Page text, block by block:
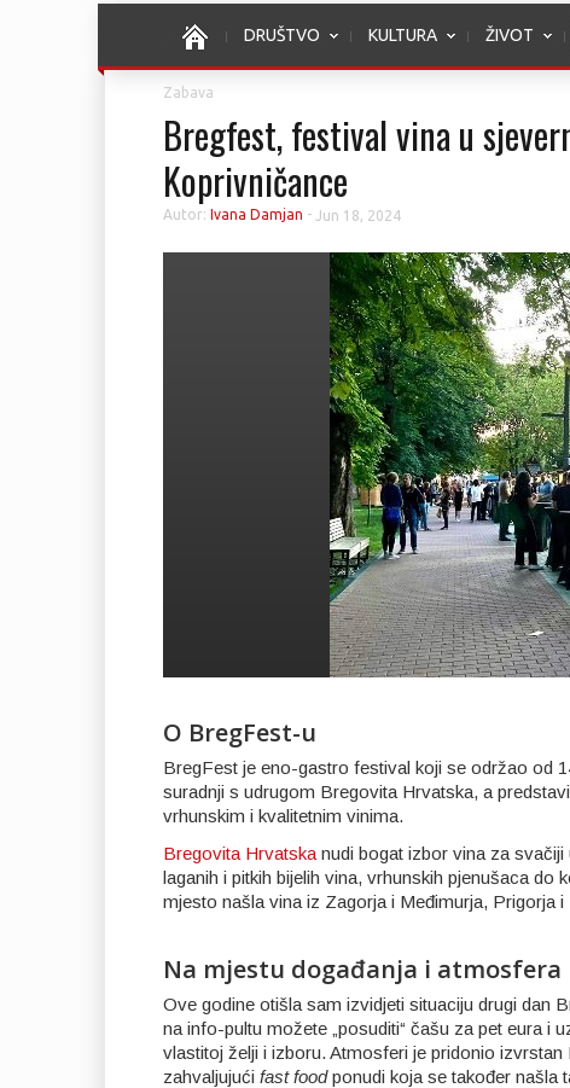
DRUŠTVO KULTURA ŽIVOT
Zabava
Bregfest, festival vina u
Koprivničance
Autor: Ivana Damjan - Jun 18, 2024
O BregFest-u
BregFest je eno-gastro festival koji se održao od
suradnji s udrugom Bregovita Hrvatska, a
vrhunskim i kvalitetnim vinima.
Bregovita Hrvatska nudi bogat izbor vina za
laganih i pitkih bijelih vina, vrhunskih pjenušaca
mjesto našla vina iz Zagorja i Međimurja, Prigorja
Na mjestu događanja i atmosfera
Ove godine otišla sam izvidjeti situaciju drugi dan
na info-pultu možete „posuditi“ čašu za pet eura i
vlastitoj želji i izboru. Atmosferi je pridonio
zahvaljujući fast foodponudi koja se također našla